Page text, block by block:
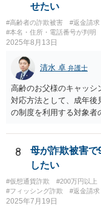
せたい
#高齢者の詐欺被害 #返金請求
#本名・住所・電話番号が判明
2025年8月13日
清水 卓 弁護士
高齢のお父様のキャッ
対応方法として、成年
の制度を利用する対象者
す。なお、いずれも、
成年後見の場合、本人
場合、本人のために選
グはできず、同意なし
ができます。補助の場合
き、保佐の場合と同様
8
母が詐欺被害
したい
#仮想通貨詐欺 #200万円以上
#フィッシング詐欺
#返金請求
2025年7月19日